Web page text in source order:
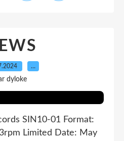
…
dyloke
SIN10-01 Format:
Limited Date: May